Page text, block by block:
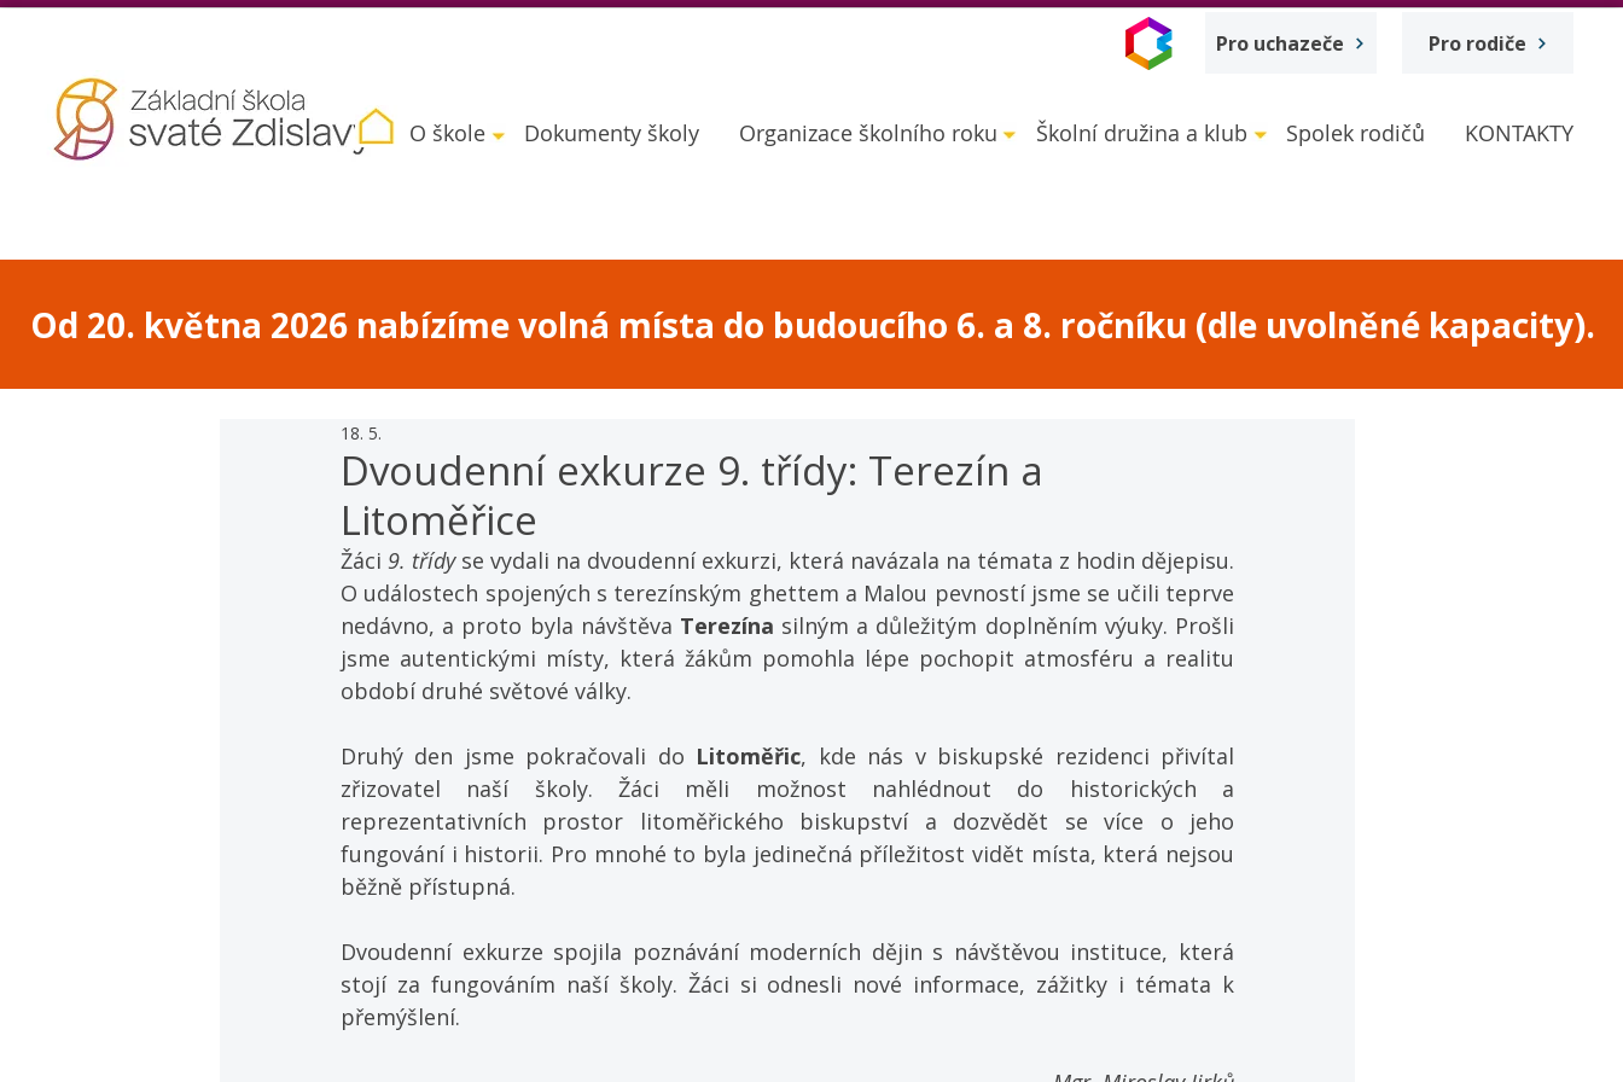
Pro uchazeče Pro rodiče
O škole Dokumenty školy Organizace školního roku Školní družina a klub Spolek rodičů KONTAKTY
Od 20. května 2026 nabízíme volná místa do budoucího 6. a 8. ročníku (dle uvolněné kapacity).
Dvoudenní exkurze 9. třídy: Terezín a
Litoměřice
18. 5.
Žáci 9. třídy se vydali na dvoudenní exkurzi, která navázala na témata z hodin dějepisu.
O událostech spojených s terezínským ghettem a Malou pevností jsme se učili teprve
nedávno, a proto byla návštěva Terezína silným a důležitým doplněním výuky. Prošli
jsme autentickými místy, která žákům pomohla lépe pochopit atmosféru a realitu
období druhé světové války.
Druhý den jsme pokračovali do Litoměřic, kde nás v biskupské rezidenci přivítal
zřizovatel naší školy. Žáci měli možnost nahlédnout do historických a
reprezentativních prostor litoměřického biskupství a dozvědět se více o jeho
fungování i historii. Pro mnohé to byla jedinečná příležitost vidět místa, která nejsou
běžně přístupná.
Dvoudenní exkurze spojila poznávání moderních dějin s návštěvou instituce, která
stojí za fungováním naší školy. Žáci si odnesli nové informace, zážitky i témata k
přemýšlení.